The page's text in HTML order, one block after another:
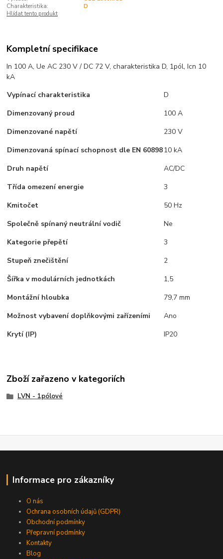
Charakteristika:
D
Hlídat tento produkt
Kompletní specifikace
In 100 A, Ue AC 230 V / DC 72 V, charakteristika D, 1pól, Icn 10
kA
Vypínací charakteristika
D
Dimenzovaný proud
100 A
Dimenzované napětí
230 V
Dimenzovaná spínací schopnost dle EN 6089810 kA
Druh napětí
AC/DC
Třída omezení energie
3
Kmitočet
50 Hz
Společně spínaný neutrální vodič
Ne
Kategorie přepětí
3
Stupeň znečištění
2
Šířka v modulárních jednotkách
1,5
Montážní hloubka
79,7 mm
Možnost vybavení doplňkovými zařízeními
Ano
Krytí (IP)
IP20
Zboží zařazeno v kategoriích
LVN - 1pólové
Informace pro zákazníky
O nás
Ochrana osobních údajů (GDPR)
Obchodní podmínky
Přepravní podmínky
Kontakty
Blog